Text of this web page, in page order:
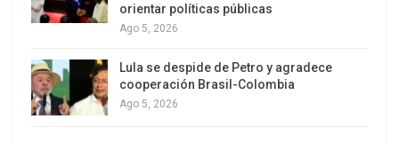
Asimismo, se pide la declaración en la Audiencia
Nacional de los ex dirigentes Francisco Álvarez
Cascos, Javier Arenas, Jaime Mayor Oreja y
Rodrigo Rato.
orientar políticas públicas
Ago 5, 2026
Lula se despide de Petro y agradece
cooperación Brasil-Colombia
Ago 5, 2026